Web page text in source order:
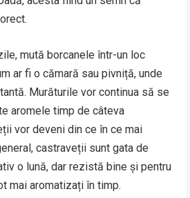
mută borcanele într-un loc
ar fi o cămară sau pivniță, unde
Murăturile vor continua să se
aromele timp de câteva
vor deveni din ce în ce mai
castraveții sunt gata de
o lună, dar rezistă bine și pentru
mai aromatizați în timp.